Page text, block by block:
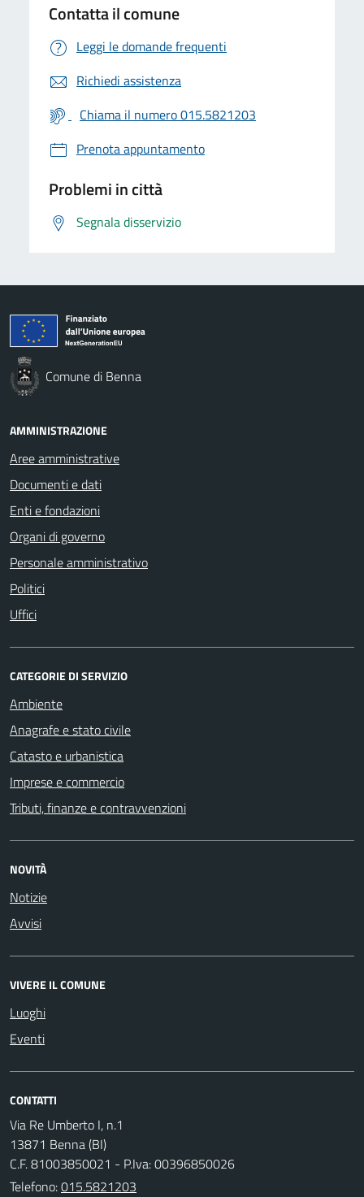
Contatta il comune
Leggi le domande frequenti
Richiedi assistenza
Chiama il numero 015.5821203
Prenota appuntamento
Problemi in città
Segnala disservizio
Comune di Benna
AMMINISTRAZIONE
Aree amministrative
Documenti e dati
Enti e fondazioni
Organi di governo
Personale amministrativo
Politici
Uffici
CATEGORIE DI SERVIZIO
Ambiente
Anagrafe e stato civile
Catasto e urbanistica
Imprese e commercio
Tributi, finanze e contravvenzioni
NOVITÀ
Notizie
Avvisi
VIVERE IL COMUNE
Luoghi
Eventi
CONTATTI
Via Re Umberto I, n.1
13871 Benna (BI)
C.F. 81003850021 - P.Iva: 00396850026
Telefono:015.5821203